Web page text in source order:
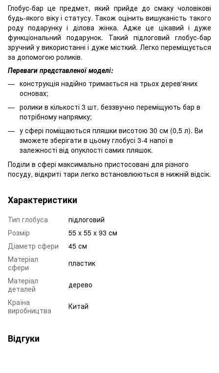
Глобус-бар це предмет, який прийде до смаку чоловікові
будь-якого віку і статусу. Також оцінить вишуканість такого
роду подарунку і ділова жінка. Адже це цікавий і дуже
функціональний подарунок. Такий підлоговий глобус-бар
зручний у використанні і дуже місткий. Легко переміщується
за допомогою роликів.
Переваги представленої моделі:
конструкція надійно тримається на трьох дерев'яних
основах;
ролики в кількості 3 шт. беззвучно переміщують бар в
потрібному напрямку;
у сфері поміщаються пляшки висотою 30 см (0,5 л). Ви
зможете зберігати в цьому глобусі 3-4 напої в
залежності від опуклості самих пляшок.
Поділи в сфері максимально пристосовані для різного
посуду, відкриті тари легко встановлюються в нижній відсік.
Характеристики
Тип глобуса
підлоговий
Розмір
55 x 55 x 93 см
Діаметр сфери
45 см
Матеріал
сфери
пластик
Матеріал
деталей
дерево
Країна
виробництва
Китай
Відгуки